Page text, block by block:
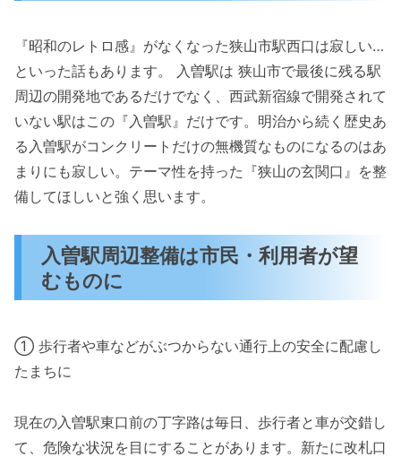
『昭和のレトロ感』がなくなった狭山市駅西口は寂しい…
といった話もあります。 入曽駅は 狭山市で最後に残る駅
周辺の開発地であるだけでなく、西武新宿線で開発されて
いない駅はこの『入曽駅』だけです。明治から続く歴史あ
る入曽駅がコンクリートだけの無機質なものになるのはあ
まりにも寂しい。テーマ性を持った『狭山の玄関口』を整
備してほしいと強く思います。
入曽駅周辺整備は市民・利用者が望
むものに
① 歩行者や車などがぶつからない通行上の安全に配慮し
たまちに
現在の入曽駅東口前の丁字路は毎日、歩行者と車が交錯し
て、危険な状況を目にすることがあります。新たに改札口